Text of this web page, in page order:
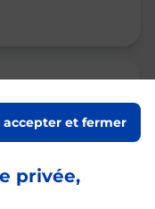
privée,
accepter et fermer
09h00